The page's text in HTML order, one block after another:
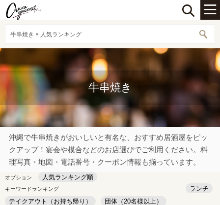
牛串焼き × 人気ランキング
牛串焼き
沖縄で牛串焼きがおいしいと有名な、おすすめ居酒屋をピッ
クアップ！宴会や模合などのお店選びでご利用ください。料
理写真・地図・電話番号・クーポン情報も揃っています。
オプション 人気ランキング順
キーワードランキング
ランチ
テイクアウト（お持ち帰り）
団体（20名様以上）